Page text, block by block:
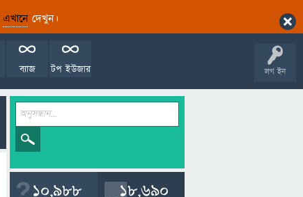
এখানেদেখুন।
লগ ইন
টপ ইউজার
ব্যাজ
10,988 18,690